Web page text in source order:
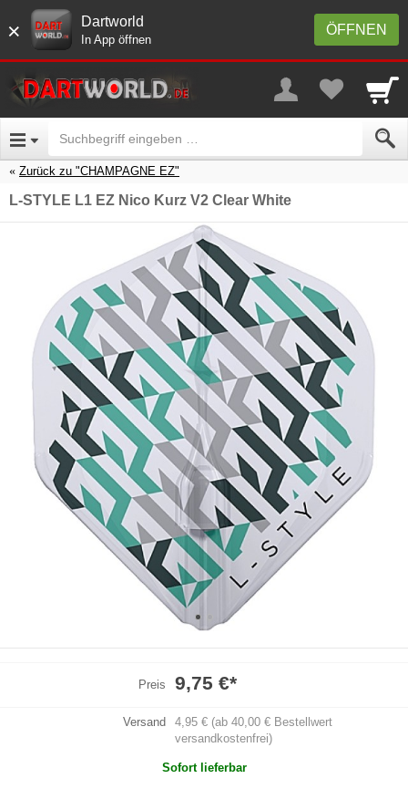
× ÖFFNEN
Dartworld
In App öffnen
Zurück zu "CHAMPAGNE EZ"
L-STYLE L1 EZ Nico Kurz V2 Clear White
Preis 9,75 €*
Versand
4,95 € (ab 40,00 € Bestellwert
versandkostenfrei)
Sofort lieferbar